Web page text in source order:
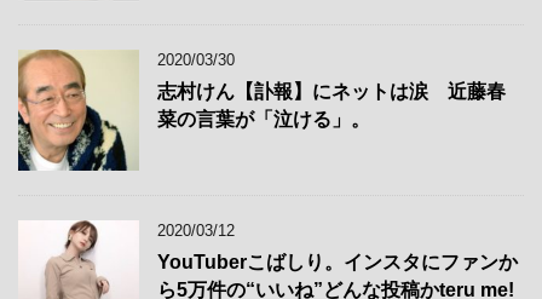
2020/03/30
志村けん【訃報】にネットは涙 近藤春
菜の言葉が「泣ける」。
2020/03/12
YouTuberこばしり。インスタにファンか
ら5万件の“いいね”どんな投稿かteru me!